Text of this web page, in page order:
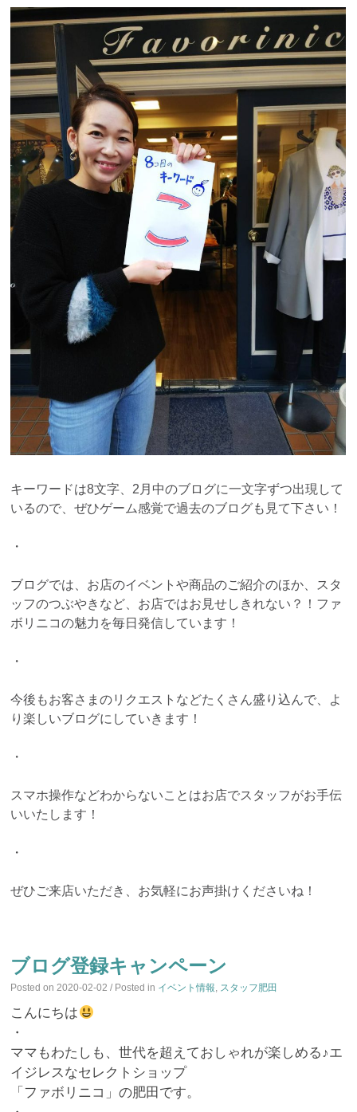
キーワードは8文字、2月中のブログに一文字ずつ出現して
いるので、ぜひゲーム感覚で過去のブログも見て下さい！
・
ブログでは、お店のイベントや商品のご紹介のほか、スタ
ッフのつぶやきなど、お店ではお見せしきれない？！ファ
ボリニコの魅力を毎日発信しています！
・
今後もお客さまのリクエストなどたくさん盛り込んで、よ
り楽しいブログにしていきます！
・
スマホ操作などわからないことはお店でスタッフがお手伝
いいたします！
・
ぜひご来店いただき、お気軽にお声掛けくださいね！
ブログ登録キャンペーン
Posted on2020-02-02 / Posted in イベント情報, スタッフ肥田
こんにちは
・
ママもわたしも、世代を超えておしゃれが楽しめる♪エ
イジレスなセレクトショップ
「ファボリニコ」の肥田です。